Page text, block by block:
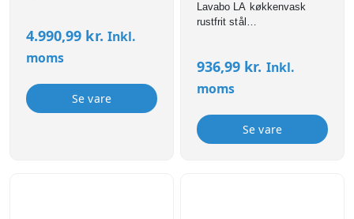
4.990,99 kr. Inkl.
moms
Se vare
Lavabo LA køkkenvask
rustfrit stål
936,99 kr. Inkl.
moms
Se vare